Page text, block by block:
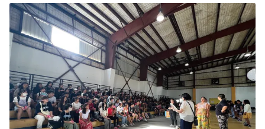
渡航情報・入国書類
グアムでワークショップ！
グアムラボ限定ツアー
ご案内
利用規約